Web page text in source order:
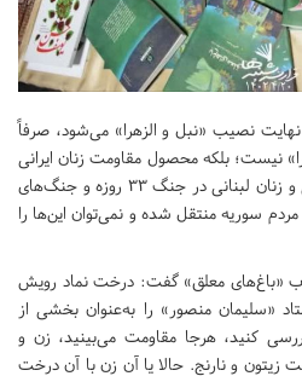
نهایت نصیب «نبل و الزهرا» می‌شود، صرفاً
نیست؛ بلکه محصول مقاومت زنان ایرانی
در طول هشت سال جنگ تحمیلی و زنان لبنانی در جنگ 33 روزه و جنگ‌های
سوریه منتقل شده و نمی‌توان این‌ها را
«‌باغ‌های معلق» گفت: درخت نماد رویش
«سلیمان منصور» را به‌عنوان بخشی از
کنید، هرجا مقاومت می‌بینید، زن و
و نارنج. حالا یا آن زن با آن درخت